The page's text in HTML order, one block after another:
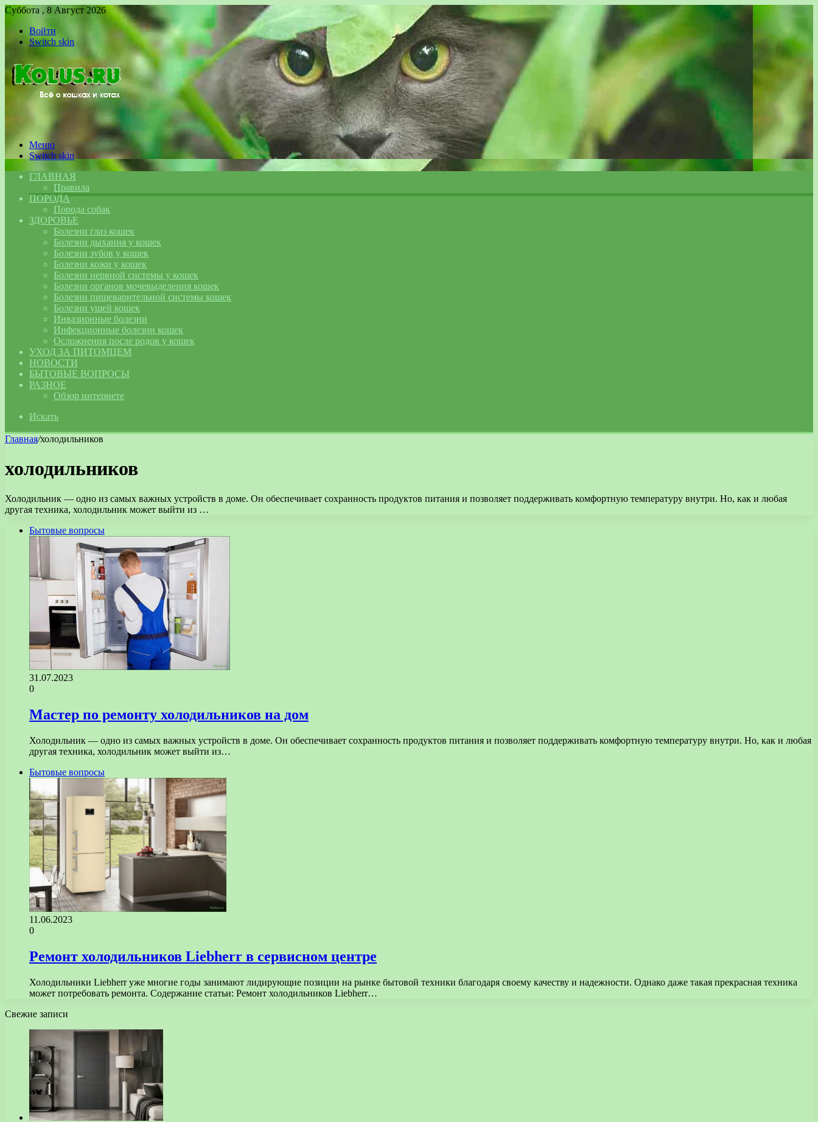
Суббота , 8 Август 2026
Войти
Switch skin
Меню
Switch skin
ГЛАВНАЯ
Правила
ПОРОДА
Порода собак
ЗДОРОВЬЕ
Болезни глаз кошек
Болезни дыхания у кошек
Болезни зубов у кошек
Болезни кожи у кошек
Болезни нервной системы у кошек
Болезни органов мочевыделения кошек
Болезни пищеварительной системы кошек
Болезни ушей кошек
Инвазионные болезни
Инфекционные болезни кошек
Осложнения после родов у кошек
УХОД ЗА ПИТОМЦЕМ
НОВОСТИ
БЫТОВЫЕ ВОПРОСЫ
РАЗНОЕ
Обзор интернете
Искать
Главная/холодильников
холодильников
Холодильник — одно из самых важных устройств в доме. Он обеспечивает сохранность продуктов питания и позволяет поддерживать комфортную температуру внутри. Но, как и любая
другая техника, холодильник может выйти из …
Бытовые вопросы
31.07.2023
0
Мастер по ремонту холодильников на дом
Холодильник — одно из самых важных устройств в доме. Он обеспечивает сохранность продуктов питания и позволяет поддерживать комфортную температуру внутри. Но, как и любая
другая техника, холодильник может выйти из…
Бытовые вопросы
11.06.2023
0
Ремонт холодильников Liebherr в сервисном центре
Холодильники Liebherr уже многие годы занимают лидирующие позиции на рынке бытовой техники благодаря своему качеству и надежности. Однако даже такая прекрасная техника
может потребовать ремонта. Содержание статьи: Ремонт холодильников Liebherr…
Свежие записи